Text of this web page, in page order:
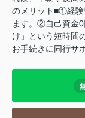
のメリット■①経験
ます。②自己資金
け」という短時間
お手続きに同行サ